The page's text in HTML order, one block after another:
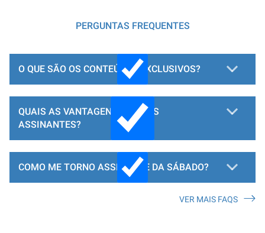
PERGUNTAS FREQUENTES
O QUE SÃO OS CONTEÚDOS EXCLUSIVOS?
QUAIS AS VANTAGENS PARA OS
ASSINANTES?
COMO ME TORNO ASSINANTE DA SÁBADO?
VER MAIS FAQS